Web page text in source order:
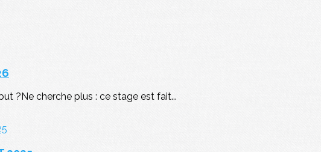
?Ne cherche plus : ce stage est fait...